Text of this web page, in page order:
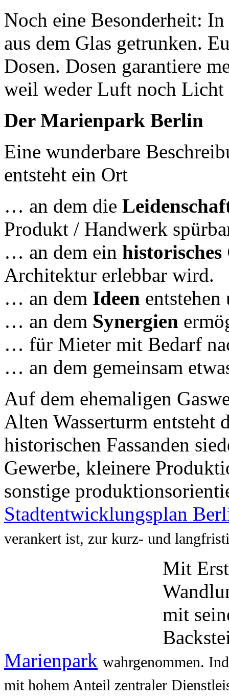
Noch eine Besonderheit:
aus dem Glas getrunken.
Dosen. Dosen garantiere
weil weder Luft noch Licht
Der Marienpark Berlin
Eine wunderbare
entsteht ein Ort
… an dem die
Produkt / Handwerk
… an dem ein historisches
Architektur erlebbar wird.
… an dem Ideen entstehen
… an dem Synergien
… für Mieter mit Bedarf
… an dem gemeinsam
Auf dem ehemaligen
Alten Wasserturm
historischen Fassanden
Gewerbe, kleinere
sonstige
Stadtentwicklungsplan
verankert ist, zur kurz- und
Mit
mit
Marienpark wahrgenommen.
mit hohem Anteil zentraler